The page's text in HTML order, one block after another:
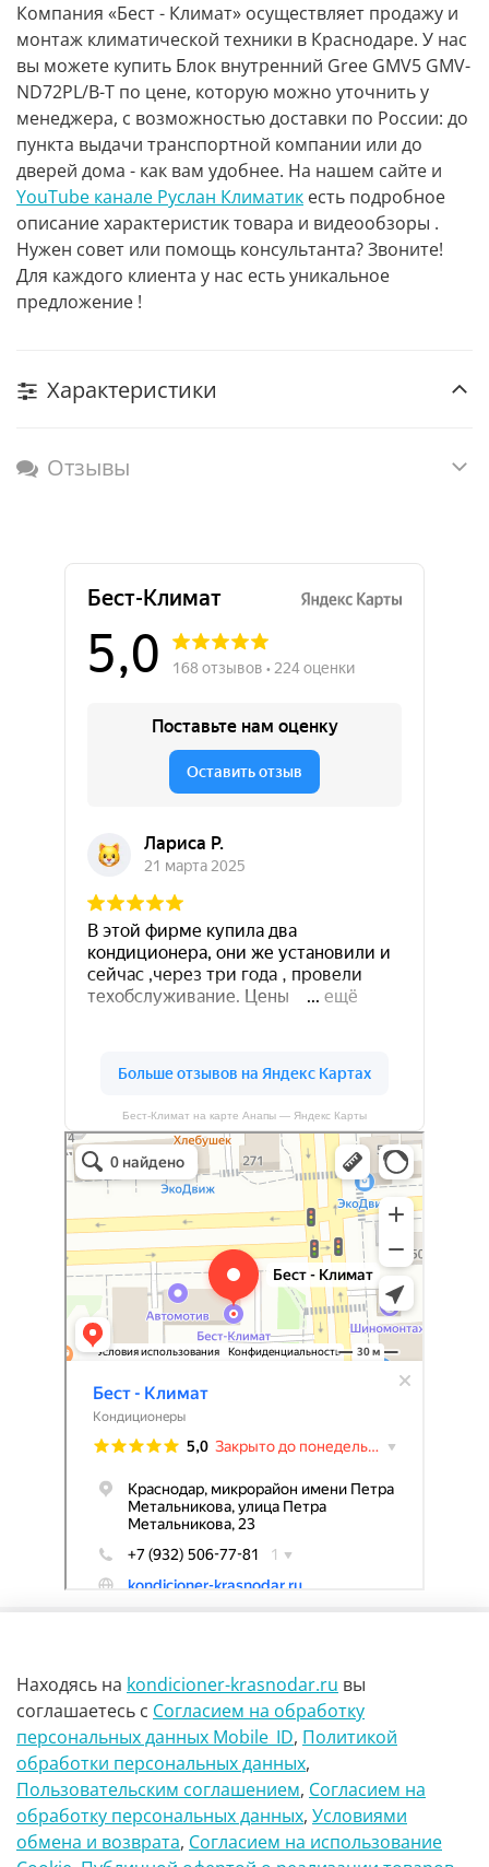
Компания «Бест - Климат» осуществляет продажу и
монтаж климатической техники в Краснодаре. У нас
вы можете купить Блок внутренний Gree GMV5 GMV-
ND72PL/B-T по цене, которую можно уточнить у
менеджера, с возможностью доставки по России: до
пункта выдачи транспортной компании или до
дверей дома - как вам удобнее. На нашем сайте и
YouTube канале Руслан Климатик есть подробное
описание характеристик товара и видеообзоры .
Нужен совет или помощь консультанта? Звоните!
Для каждого клиента у нас есть уникальное
предложение !
Характеристики
Отзывы
Бест-Климат на карте Анапы — Яндекс Карты
Бест-климат
Кондиционеры в Краснодаре
г Краснодар Ул Петра метальникова 23
8(900)29-888-66
Находясь на kondicioner-krasnodar.ru вы
соглашаетесь с Согласием на обработку
персональных данных Mobile_ID, Политикой
обработки персональных данных,
Пользовательским соглашением, Согласием на
обработку персональных данных, Условиями
обмена и возврата, Согласием на использование